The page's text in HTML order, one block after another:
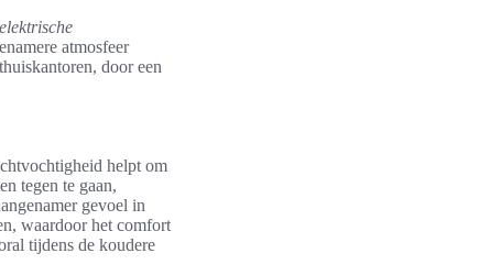
atmosfeer
door een
helpt om
tegen te gaan,
gevoel in
waardoor het comfort
tijdens de koudere